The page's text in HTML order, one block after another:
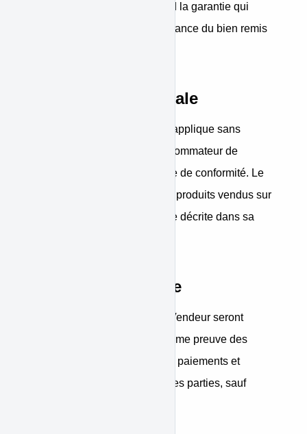
de son remplacement suspend la garantie qui
restait à courir jusqu'à la délivrance du bien remis
Garantie commerciale
Toute garantie commerciale s'applique sans
préjudice du droit pour le consommateur de
bénéficier de la garantie légale de conformité. Le
Vendeur peut proposer sur les produits vendus sur
le Site la garantie commerciale décrite dans sa
Preuve et archivage
Les registres informatisés du Vendeur seront
considérés par les parties comme preuve des
communications, commandes, paiements et
transactions intervenus entre les parties, sauf